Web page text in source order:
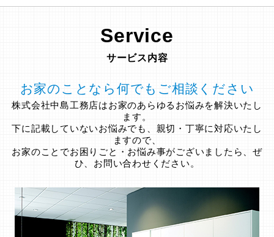
Service
サービス内容
お家のことなら何でもご相談ください
株式会社中島工務店はお家のあらゆるお悩みを解決いたし
ます。
下に記載していないお悩みでも、親切・丁寧に対応いたし
ますので、
お家のことでお困りごと・お悩み事がございましたら、ぜ
ひ、お問い合わせください。